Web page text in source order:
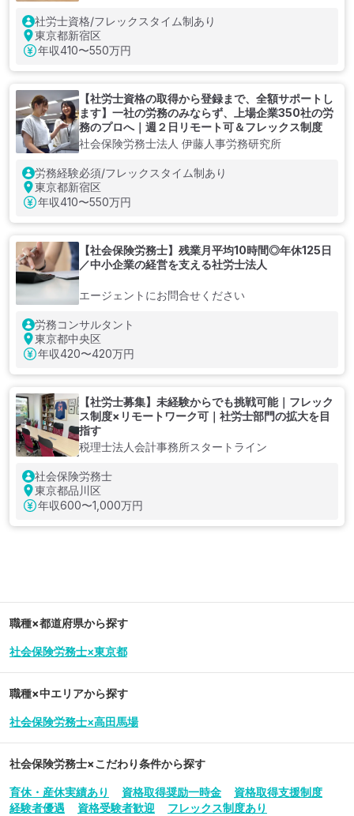
社労士資格/フレックスタイム制あり
東京都新宿区
年収410〜550万円
【社労士資格の取得から登録まで、全額サポートし
ます】一社の労務のみならず、上場企業350社の労
務のプロへ｜週２日リモート可＆フレックス制度
社会保険労務士法人 伊藤人事労務研究所
労務経験必須/フレックスタイム制あり
東京都新宿区
年収410〜550万円
【社会保険労務士】残業月平均10時間◎年休125日
／中小企業の経営を支える社労士法人
エージェントにお問合せください
労務コンサルタント
東京都中央区
年収420〜420万円
【社労士募集】未経験からでも挑戦可能｜フレック
ス制度×リモートワーク可｜社労士部門の拡大を目
指す
税理士法人会計事務所スタートライン
社会保険労務士
東京都品川区
年収600〜1,000万円
職種×都道府県から探す
社会保険労務士×東京都
職種×中エリアから探す
社会保険労務士×高田馬場
社会保険労務士×こだわり条件から探す
育休・産休実績あり 資格取得奨励一時金
資格取得支援制度
経験者優遇
資格受験者歓迎
フレックス制度あり